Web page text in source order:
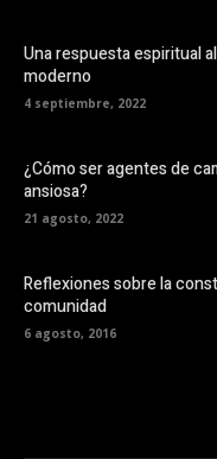
Una respuesta espiritual
moderno
4 septiembre, 2022
¿Cómo ser agentes de
ansiosa?
21 agosto, 2022
Reflexiones sobre la
comunidad
6 agosto, 2016